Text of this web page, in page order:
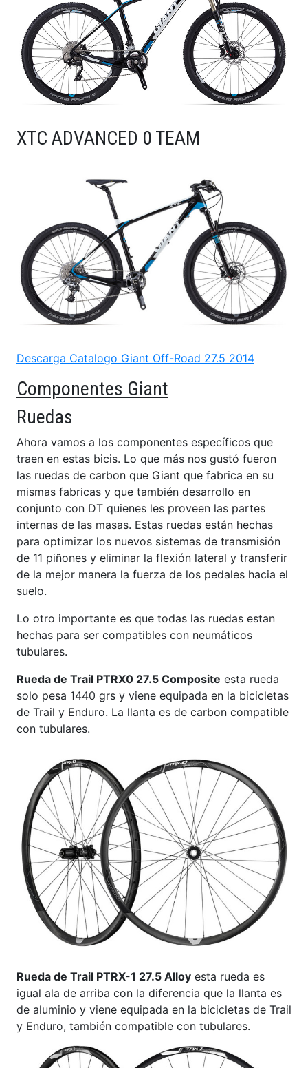
XTC ADVANCED 0 TEAM
Descarga Catalogo Giant Off-Road 27.5 2014
Componentes Giant
Ruedas
Ahora vamos a los componentes específicos que
traen en estas bicis. Lo que más nos gustó fueron
las ruedas de carbon que Giant que fabrica en su
mismas fabricas y que también desarrollo en
conjunto con DT quienes les proveen las partes
internas de las masas. Estas ruedas están hechas
para optimizar los nuevos sistemas de transmisión
de 11 piñones y eliminar la flexión lateral y transferir
de la mejor manera la fuerza de los pedales hacia el
suelo.
Lo otro importante es que todas las ruedas estan
hechas para ser compatibles con neumáticos
tubulares.
Rueda de Trail PTRX0 27.5 Composite esta rueda
solo pesa 1440 grs y viene equipada en la bicicletas
de Trail y Enduro. La llanta es de carbon compatible
con tubulares.
Rueda de Trail PTRX-1 27.5 Alloy esta rueda es
igual ala de arriba con la diferencia que la llanta es
de aluminio y viene equipada en la bicicletas de Trail
y Enduro, también compatible con tubulares.